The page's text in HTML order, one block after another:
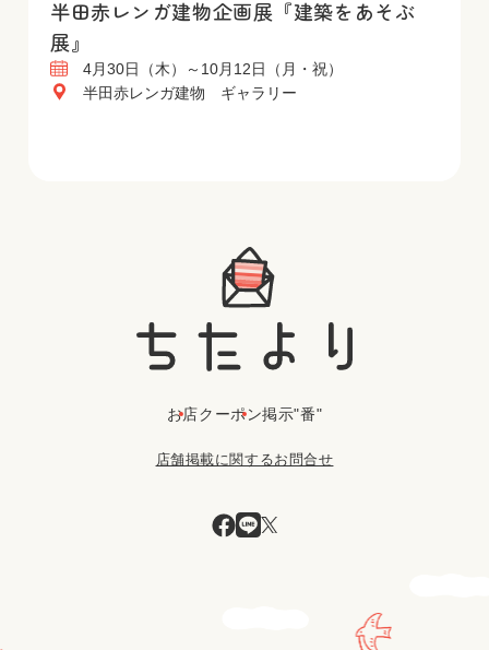
半田赤レンガ建物企画展『建築をあそぶ
展』
4月30日（木）～10月12日（月・祝）
半田赤レンガ建物 ギャラリー
お店クーポン掲示"番"
店舗掲載に関するお問合せ